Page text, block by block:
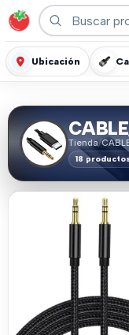
Ubicación
Tienda/
18